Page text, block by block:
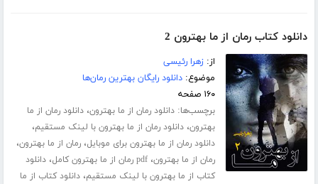
دانلود کتاب رمان از ما بهترون 2
از:زهرا رئیسی
موضوع:دانلود رایگان بهترین رمان‌ها
۱۶۰ صفحه
برچسب‌ها:دانلود رمان از ما بهترون،دانلود رمان از ما
بهترون،دانلود رمان از ما بهترون با لینک مستقیم،
دانلود رمان از ما بهترون برای موبایل،رمان از ما بهترون،
رمان از ما بهترون،pdf رمان از ما بهترون کامل ،دانلود
کتاب از ما بهترون با لینک مستقیم،دانلود کتاب از ما